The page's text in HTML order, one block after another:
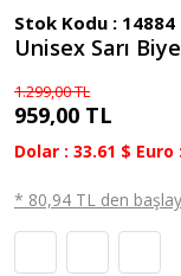
Stok Kodu : 14884
Unisex Sarı
1.299,00 TL
959,00 TL
Dolar : 33.61 $ Euro
* 80,94 TL den